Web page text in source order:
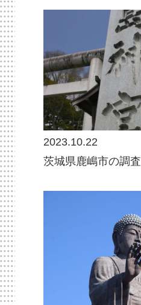
2023.10.22
茨城県鹿嶋市の調査